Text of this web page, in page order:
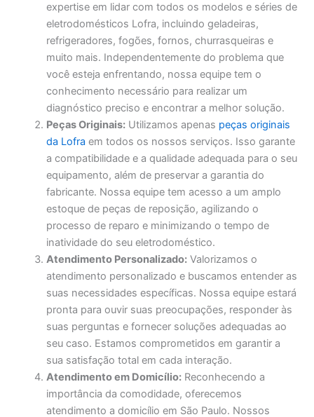
expertise em lidar com todos os modelos e séries de
eletrodomésticos Lofra, incluindo geladeiras,
refrigeradores, fogões, fornos, churrasqueiras e
muito mais. Independentemente do problema que
você esteja enfrentando, nossa equipe tem o
conhecimento necessário para realizar um
diagnóstico preciso e encontrar a melhor solução.
Peças Originais: Utilizamos apenas peças originais
da Lofra em todos os nossos serviços. Isso garante
a compatibilidade e a qualidade adequada para o seu
equipamento, além de preservar a garantia do
fabricante. Nossa equipe tem acesso a um amplo
estoque de peças de reposição, agilizando o
processo de reparo e minimizando o tempo de
inatividade do seu eletrodoméstico.
Atendimento Personalizado: Valorizamos o
atendimento personalizado e buscamos entender as
suas necessidades específicas. Nossa equipe estará
pronta para ouvir suas preocupações, responder às
suas perguntas e fornecer soluções adequadas ao
seu caso. Estamos comprometidos em garantir a
sua satisfação total em cada interação.
Atendimento em Domicílio: Reconhecendo a
importância da comodidade, oferecemos
atendimento a domicílio em São Paulo. Nossos